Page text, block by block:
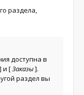
раздела,
доступна в
] и [Заказы].
раздел вы